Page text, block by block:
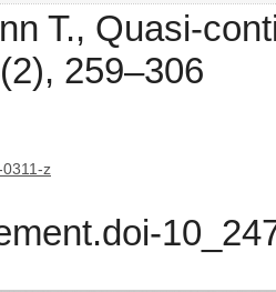
T., Quasi-
259–306
z